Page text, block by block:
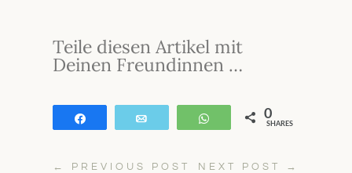
Teile diesen Artikel mit
Deinen Freundinnen …
WhatsApp
0
SHARES
← PREVIOUS POST NEXT POST →